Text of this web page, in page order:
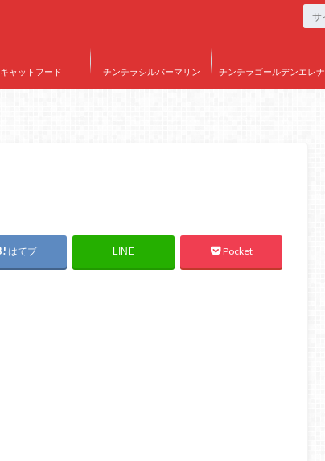
キャットフード チンチラシルバーマリン チンチラゴールデンエレナ
はてブ LINE Pocket